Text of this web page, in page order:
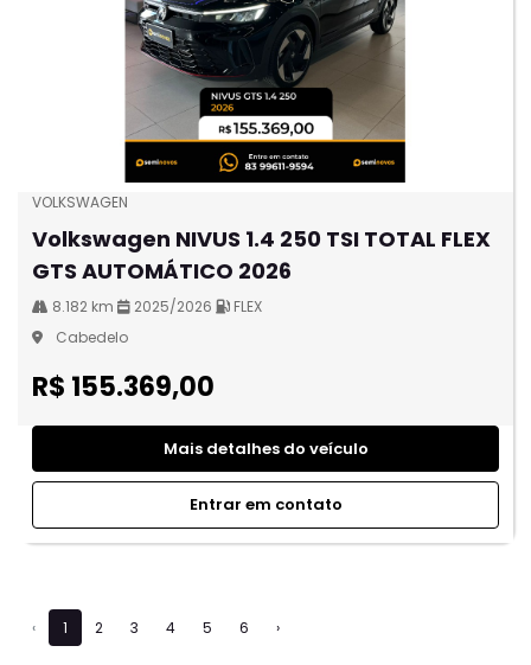
VOLKSWAGEN
Volkswagen NIVUS 1.4 250 TSI TOTAL FLEX
GTS AUTOMÁTICO 2026
8.182 km 2025/2026
FLEX
Cabedelo
R$ 155.369,00
Mais detalhes do veículo
Entrar em contato
‹ 1 2 3 4 5 6 ›